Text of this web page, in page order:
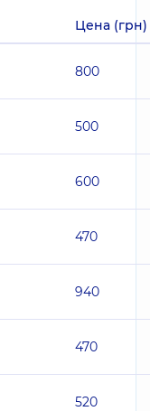
Цена (грн)
800
500
600
470
940
470
520